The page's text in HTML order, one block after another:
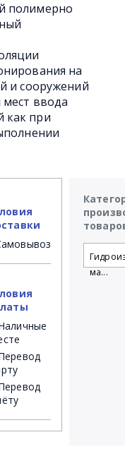
полимерно
на
и сооружений
ввода
как при
ма...